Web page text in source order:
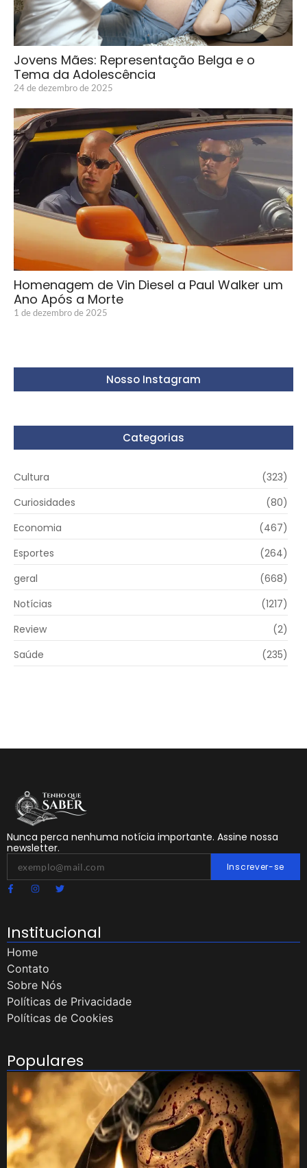
Jovens Mães: Representação Belga e o
Tema da Adolescência
24 de dezembro de 2025
Homenagem de Vin Diesel a Paul Walker um
Ano Após a Morte
1 de dezembro de 2025
Nosso Instagram
Categorias
Cultura
(323)
Curiosidades
(80)
Economia
(467)
Esportes
(264)
geral
(668)
Notícias
(1217)
Review
(2)
Saúde
(235)
Nunca perca nenhuma notícia importante. Assine nossa
newsletter.
Inscrever-se
Institucional
Home
Contato
Sobre Nós
Políticas de Privacidade
Políticas de Cookies
Populares